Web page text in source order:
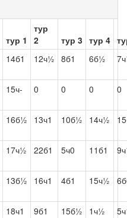
тур 1
тур
2
тур 3 тур 4
14б1 12ч½ 8б1 6б½
15ч- 0 0 0 0
16б½ 13ч1 10б½ 14ч½
17ч½ 22б1 5ч0 11б1
13б½ 16ч1 4б1 15ч½
18ч1 9б1 15б½ 1ч½